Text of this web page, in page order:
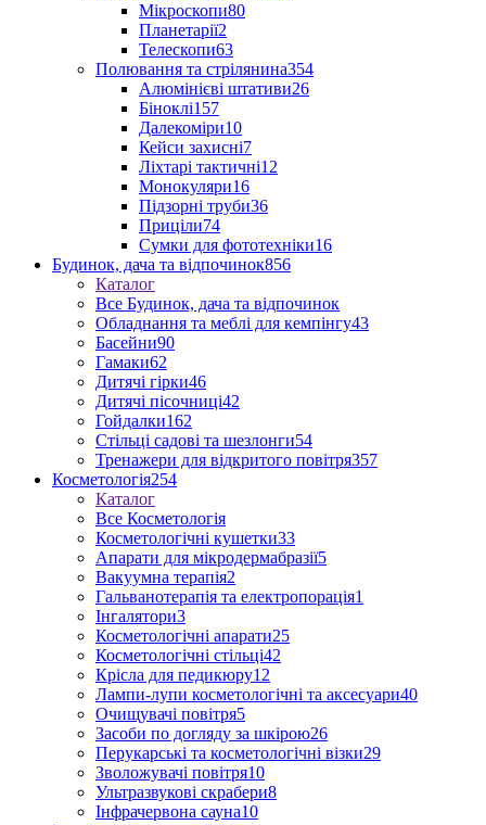
Мікроскопи80
Планетарії2
Телескопи63
Полювання та стрілянина354
Алюмінієві штативи26
Біноклі157
Далекоміри10
Кейси захисні7
Ліхтарі тактичні12
Монокуляри16
Підзорні труби36
Приціли74
Сумки для фототехніки16
Будинок, дача та відпочинок856
Каталог
Все Будинок, дача та відпочинок
Обладнання та меблі для кемпінгу43
Басейни90
Гамаки62
Дитячі гірки46
Дитячі пісочниці42
Гойдалки162
Стільці садові та шезлонги54
Тренажери для відкритого повітря357
Косметологія254
Каталог
Все Косметологія
Косметологічні кушетки33
Апарати для мікродермабразії5
Вакуумна терапія2
Гальванотерапія та електропорація1
Інгалятори3
Косметологічні апарати25
Косметологічні стільці42
Крісла для педикюру12
Лампи-лупи косметологічні та аксесуари40
Очищувачі повітря5
Засоби по догляду за шкірою26
Перукарські та косметологічні візки29
Зволожувачі повітря10
Ультразвукові скрабери8
Інфрачервона сауна10